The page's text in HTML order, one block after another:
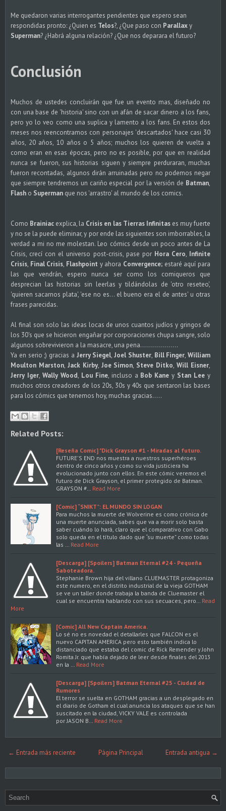
Me quedaron varias interrogantes pendientes que espero sean
respondidas pronto: ¿Quien es Telos?, ¿Que paso con Parallaxy
Superman? ¿Habrá alguna relación? ¿Que nos deparara el futuro?
Conclusión
Muchos de ustedes concluirán que fue un evento mas, diseñado no
con una base de 'historia' sino con un afán de sacar dinero a los fans,
pero yo lo veo como una suplica y lamento a los fans. En estos dos
meses nos reencontramos con personajes 'descartados' hace casi 30
años, 20 años, 10 años o 5 años; muchos los quieren de vuelta a
como eran en esas épocas, pero no es posible, por que en realidad
nunca se fueron, sus historias siguen y siempre perduraran, muchas
fueron recontadas, algunos dirán arruinadas pero no podemos negar
que siempre tendremos un cariño especial por la versión de Batman,
Flash o Superman que nos 'arrastro' al mundo de los comics.
Como Brainiac explica, la Crisis en las Tierras Infinitases muy fuerte
y no se la puede eliminar, y por ende las siguientes son imborrables, la
verdad a mi no me molestan. Leo cómics desde un poco antes de La
Crisis, crecí con el universo post-crisis, pase por Hora Cero, Infinite
Crisis, Final Crisis, Flashpoint y ahora Convergence; estaré aquí para
las que vendrán, espero nunca ser como los comiqueros que
desprecian las historias sin leerlas y tildándolas de 'otro reseteo',
'quieren sacarnos plata', 'ese no es... el bueno era el de antes' u otras
frases parecidas.
Al final son solo las ideas locas de unos cuantos judíos y gringos de
los 30's que se hicieron engañar por corporaciones chupa sangre, solo
algunos sobrevivieron a la masacre, una pena...................
Ya en serio ;) gracias a Jerry Siegel, Joel Shuster, Bill Finger, William
Moulton Marston, Jack Kirby, Joe Simon, Steve Ditko,Will Eisner,
Jerry Iger, Wally Wood, Lou Fine, incluso a Bob Kane y Stan Leey
muchos otros creadores de los 20s, 30s y 40s que sentaron las bases
para los cómics que tenemos hoy, muchas gracias.....
Related Posts:
[Reseña Comic] "Dick Grayson #1 - Miradas al futuro.
FUTURE'S END nos muestra a nuestros superhéroes
dentro de cinco años y como su vida justiciera ha
evolucionado junto con ellos. En este cómic veremos el
futuro de Dick Grayson, el primer protegido de Batman.
GRAYSON #…
Read More
[Comic] “SNIKT”: EL MUNDO SIN LOGAN
Para muchos la muerte de Wolverine es como crónica de
una muerte anunciada, sabes que va a morir solo basta
saber cuándo lo hará, claro que el comparativo con Gabo
solo queda en el título dado que “su muerte” como todas
las …
Read More
[Descarga] [Spoilers] Batman Eternal #24 - Pequeña
Saboteadora.
Stephanie Brown hija del villano CLUEMASTER protagoniza
este numero, en el distrito industrial de la vieja GOTHAM
se ve un taller donde trabaja la banda de Cluemaster el
cual se encuentra hablando con sus secuaces, pero…
Read
More
[Comic] All New Captain America.
Lo sé no es novedad el detallarles que FALCON es el
nuevo CAPITAN AMERICA pero esto también indica lo
distanciado que estaba del comic de Rick Remender y John
Romita Jr. que había dejado de leer desde finales del 2013
en la …
Read More
[Descarga] [Spoilers] Batman Eternal #25 - Ciudad de
Rumores
El terror se suelta en GOTHAM gracias a un desplegado en
el diario de Gotham el cual anuncia los ataques que se han
suscitado en la ciudad, VICKY VALE es controlada
por JASON B…
Read More
← Entrada más reciente Entrada antigua →
Página Principal